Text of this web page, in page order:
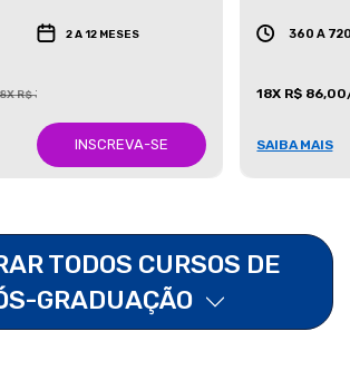
2 A 12 MESES
R$ 387,00/Mês
INSCREVA-SE
360 A
18X R$
SAIBA MAIS
TODOS CURSOS DE
GRADUAÇÃO